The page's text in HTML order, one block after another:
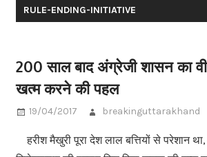
RULE-ENDING-INITIATIVE
200 साल बाद अंग्रेजी शासन का
खत्म करने की पहल
19/04/2017 breakinguttarakhand
हरीश मैखुरी पूरा देश लाल बत्तियों से परेशान